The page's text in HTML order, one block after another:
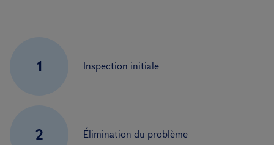
1 Inspection initiale
2 Élimination du problème